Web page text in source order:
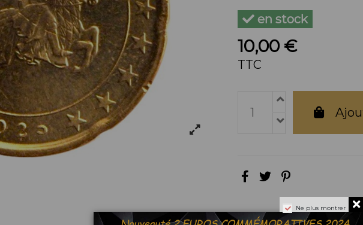
en stock
10,00 €
TTC
Ne plus montrer